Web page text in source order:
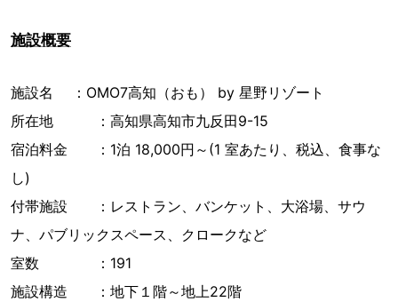
施設概要
施設名 ：OMO7高知（おも） by 星野リゾート
所在地 ：高知県高知市九反田9-15
宿泊料金 ：1泊 18,000円～(1 室あたり、税込、食事な
し)
付帯施設 ：レストラン、バンケット、大浴場、サウ
ナ、パブリックスペース、クロークなど
室数 ：191
施設構造 ：地下１階～地上22階